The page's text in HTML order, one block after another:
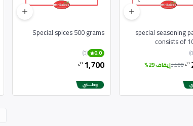
special seasoning
consists of
دج3,500إيقاف 29%
Special spices 500 grams
0.0
(0)
1,700 دج